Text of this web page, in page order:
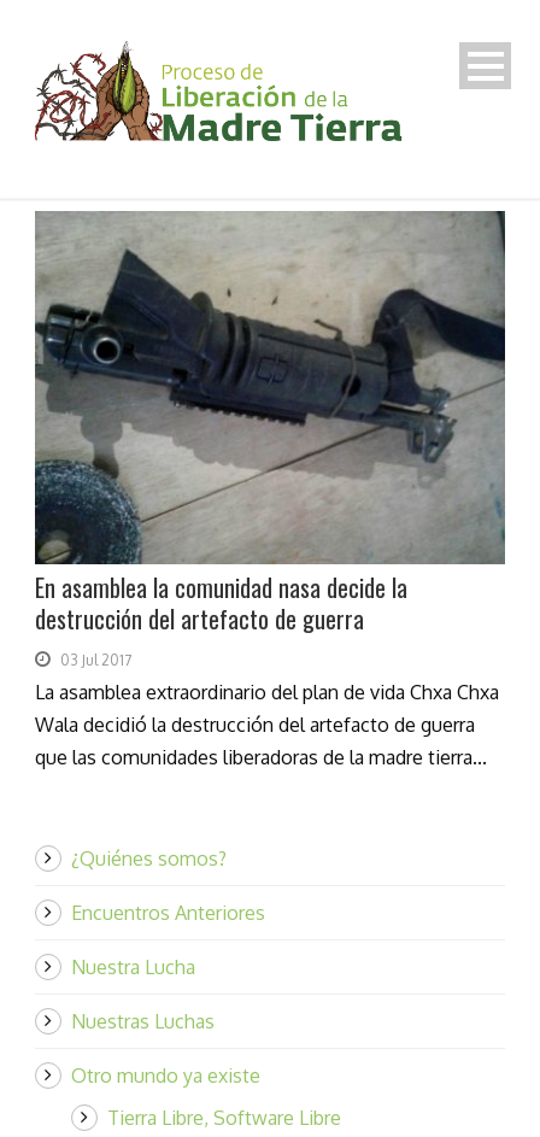
En asamblea la comunidad nasa decide la
destrucción del artefacto de guerra
03 Jul 2017
La asamblea extraordinario del plan de vida Chxa Chxa
Wala decidió la destrucción del artefacto de guerra
que las comunidades liberadoras de la madre tierra...
¿Quiénes somos?
Encuentros Anteriores
Nuestra Lucha
Nuestras Luchas
Otro mundo ya existe
Tierra Libre, Software Libre